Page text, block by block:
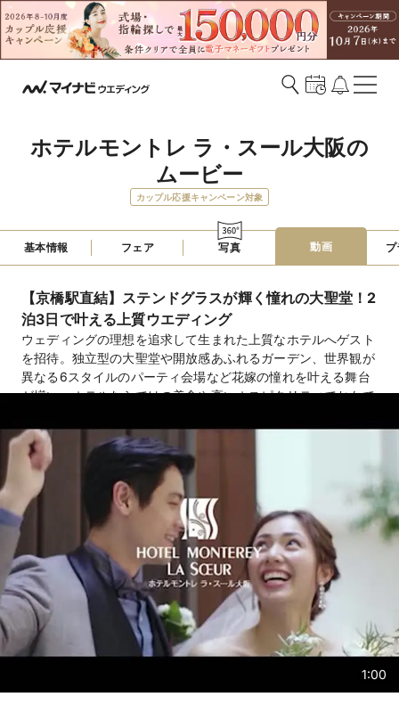
ホテルモントレ ラ・スール大阪の
ムービー
カップル応援キャンペーン対象
基本情報 フェア 写真 動画
【京橋駅直結】ステンドグラスが輝く憧れの大聖堂！2
泊3日で叶える上質ウエディング
ウェディングの理想を追求して生まれた上質なホテルへゲスト
を招待。独立型の大聖堂や開放感あふれるガーデン、世界観が
異なる6スタイルのパーティ会場など花嫁の憧れを叶える舞台
が揃い、ホテルならではの美食や高いホスピタリティでおもて
1:00